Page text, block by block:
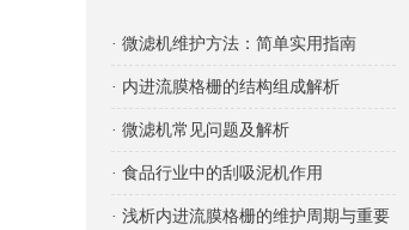
· 微滤机维护方法：简单实用指南
· 内进流膜格栅的结构组成解析
· 微滤机常见问题及解析
· 食品行业中的刮吸泥机作用
· 浅析内进流膜格栅的维护周期与重要